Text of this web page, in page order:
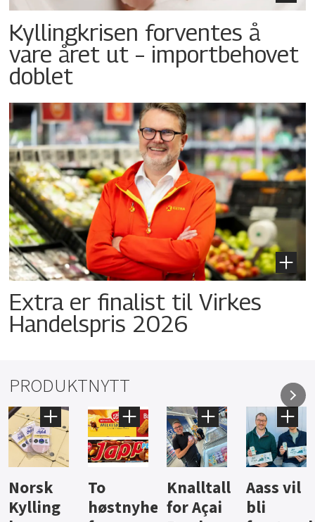
Kyllingkrisen forventes å
vare året ut – importbehovet
doblet
Extra er finalist til Virkes
Handelspris 2026
PRODUKTNYTT
Knalltall
for Açai
Aass vil
bli
Brus og
jus fra
Hard
iste fra